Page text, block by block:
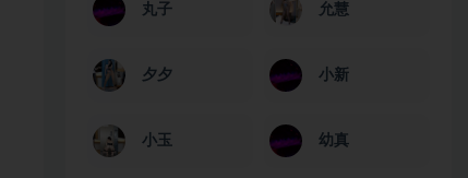
丸子 允慧
夕夕 小新
小玉 幼真